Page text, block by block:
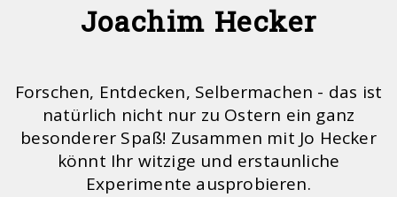
Joachim Hecker
Forschen, Entdecken, Selbermachen - das ist
natürlich nicht nur zu Ostern ein ganz
besonderer Spaß! Zusammen mit Jo Hecker
könnt Ihr witzige und erstaunliche
Experimente ausprobieren.